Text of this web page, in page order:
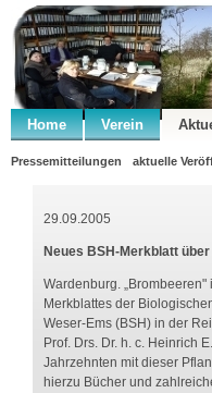
Home Verein
Pressemitteilungen aktuelle
29.09.2005
Neues BSH-Merkblatt
Wardenburg.
Merkblattes der
Weser-Ems (BSH) in der
Prof. Drs. Dr. h. c. Heinrich
Jahrzehnten mit dieser
hierzu Bücher und